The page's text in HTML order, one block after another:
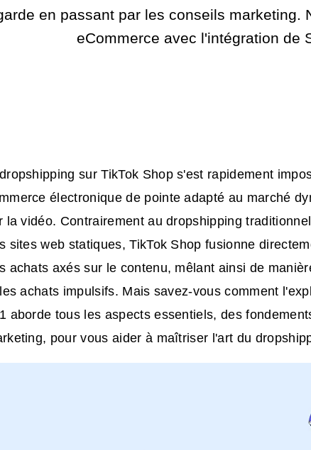
en passant par les conseils marketing.
eCommerce avec l'intégration de
sur TikTok Shops'est rapidement
électronique de pointe adapté au marché
la vidéo. Contrairement au dropshipping
sites web statiques, TikTok Shop fusionne
achats axés sur le contenu, mêlant ainsi de
achats impulsifs. Mais savez-vous comment
aborde tous les aspects essentiels, des
pour vous aider à maîtriser l'art du